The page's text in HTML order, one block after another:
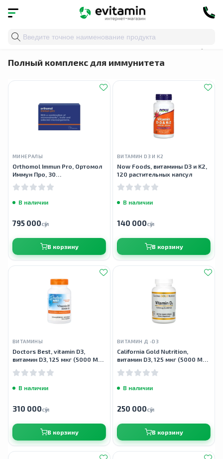
Главная » Полный комплекс для
Полный комплекс для иммунитета
МИНЕРАЛЫ
Orthomol Immun Pro, Ортомол
Иммун Про, 30
порошок+капсула
В наличии
795 000сӯм
В корзину
ВИТАМИН D3 И К2
Now Foods, витамины D3 и K2,
120 растительных капсул
В наличии
140 000сӯм
В корзину
ВИТАМИНЫ
Doctors Best, vitamin D3,
витамин D3, 125 мкг (5000 МЕ),
В наличии
310 000сӯм
В корзину
ВИТАМИН Д -D3
California Gold Nutrition,
витамин D3, 125 мкг (5000 МЕ),
желатина
В наличии
250 000сӯм
В корзину